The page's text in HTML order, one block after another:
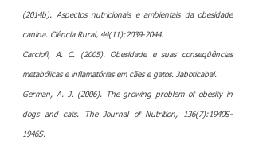
(2014b). Aspectos nutricionais e ambientais da obesidade
canina. Ciência Rural, 44(11):2039-2044.
Carciofi, A. C. (2005). Obesidade e suas conseqüências
metabólicas e inflamatórias em cães e gatos. Jaboticabal.
German, A. J. (2006). The growing problem of obesity in
dogs and cats. The Journal of Nutrition, 136(7):1940S-
1946S.